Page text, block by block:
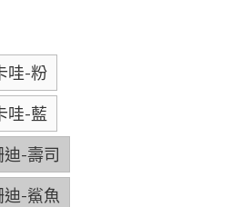
哇-粉
哇-藍
-壽司
-鯊魚